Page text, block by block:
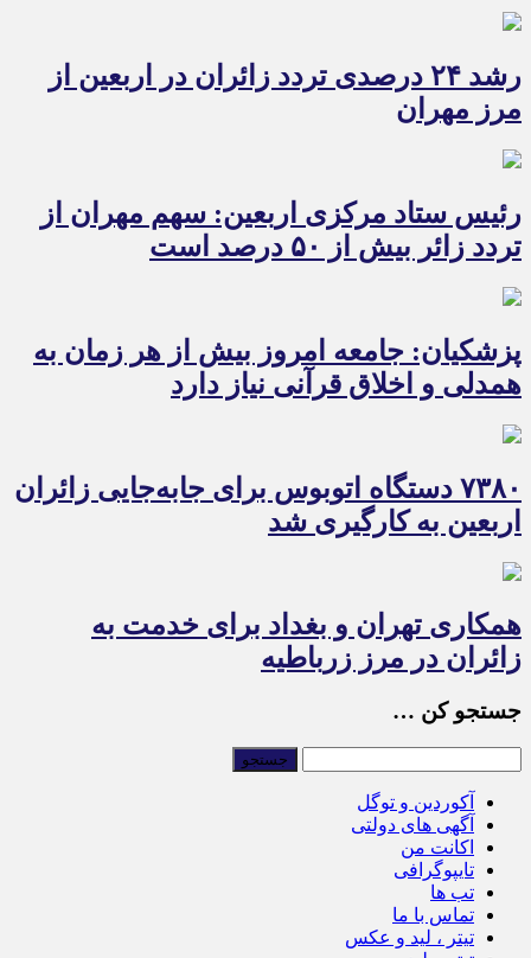
رشد ۲۴ درصدی تردد زائران در اربعین از
مرز مهران
رئیس ستاد مرکزی اربعین: سهم مهران از
تردد زائر بیش از ۵۰ درصد است
پزشکیان: جامعه امروز بیش از هر زمان به
همدلی و اخلاق قرآنی نیاز دارد
۷۳۸۰ دستگاه اتوبوس برای جابه‌جایی زائران
اربعین به‌ کارگیری شد
همکاری تهران و بغداد برای خدمت به
زائران در مرز زرباطیه
جستجو کن …
آکوردین و توگل
آگهی های دولتی
اکانت من
تایپوگرافی
تب ها
تماس با ما
تیتر ، لید و عکس